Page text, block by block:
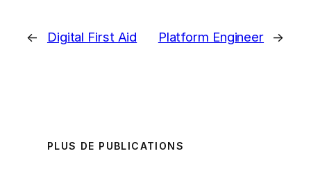
← Digital First Aid Platform Engineer →
PLUS DE PUBLICATIONS